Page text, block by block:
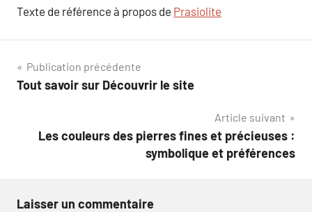
Texte de référence à propos de Prasiolite
Navigation
de
Publication précédente
Tout savoir sur Découvrir le site
Article suivant
Les couleurs des pierres fines et précieuses :
symbolique et préférences
Laisser un commentaire